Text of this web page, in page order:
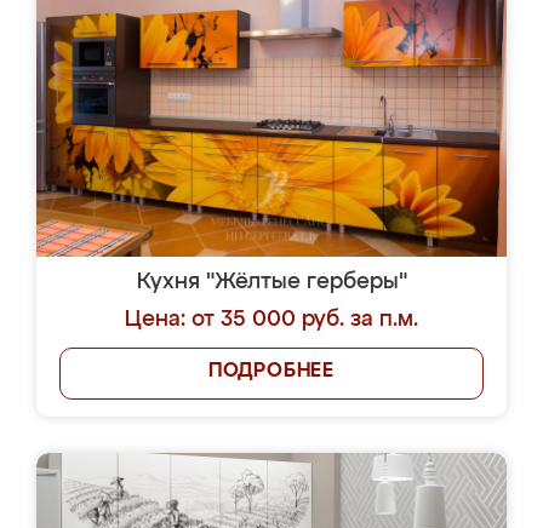
Кухня "Жёлтые герберы"
Цена: от 35 000 руб. за п.м.
ПОДРОБНЕЕ